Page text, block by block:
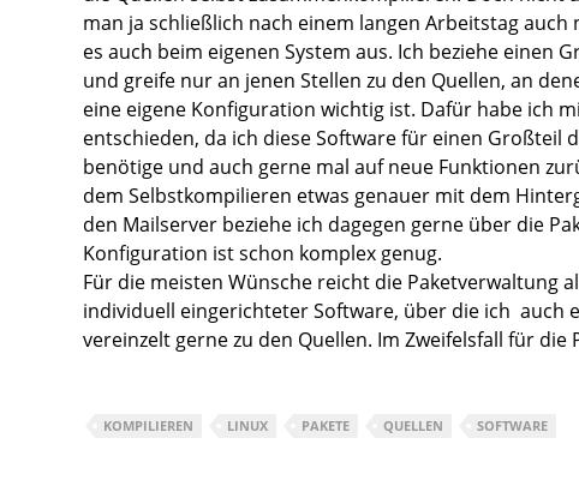
man ja schließlich nach einem langen Arbeitstag
es auch beim eigenen System aus. Ich beziehe einen
und greife nur an jenen Stellen zu den Quellen, an
eine eigene Konfiguration wichtig ist. Dafür habe ich
entschieden, da ich diese Software für einen
benötige und auch gerne mal auf neue Funktionen
dem Selbstkompilieren etwas genauer mit dem
den Mailserver beziehe ich dagegen gerne über die
Konfiguration ist schon komplex genug.
Für die meisten Wünsche reicht die Paketverwaltung
individuell eingerichteter Software, über die ich auch
vereinzelt gerne zu den Quellen. Im Zweifelsfall für die
KOMPILIEREN LINUX PAKETE QUELLEN SOFTWARE